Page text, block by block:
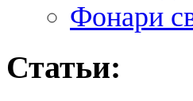
Фонари
Статьи: